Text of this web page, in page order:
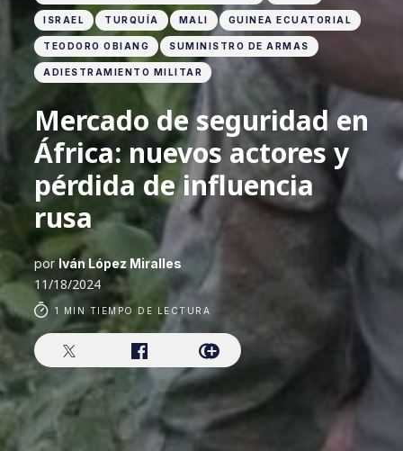
ISRAEL TURQUÍA MALI GUINEA ECUATORIAL
TEODORO OBIANG SUMINISTRO DE ARMAS
ADIESTRAMIENTO MILITAR
Mercado de seguridad en
África: nuevos actores y
pérdida de influencia
rusa
por Iván López Miralles
11/18/2024
1 MIN TIEMPO DE LECTURA